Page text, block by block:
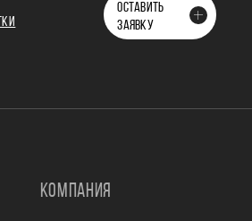
ОСТАВИТЬ
ЗАЯВКУ
КОМПАНИЯ